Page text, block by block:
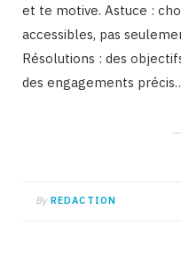
et te motive. Astuce :
accessibles, pas
Résolutions : des
des engagements
By REDACTION